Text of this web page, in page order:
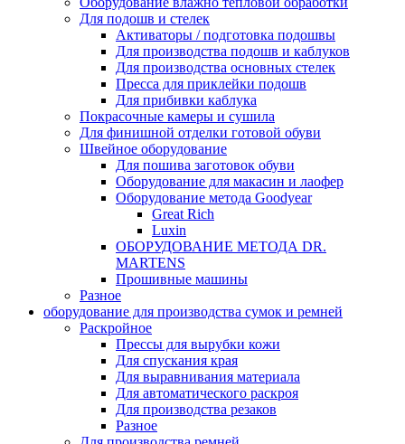
Для подошв и стелек
Активаторы / подготовка подошвы
Для производства подошв и каблуков
Для производства основных стелек
Пресса для приклейки подошв
Для прибивки каблука
Покрасочные камеры и сушила
Для финишной отделки готовой обуви
Швейное оборудование
Для пошива заготовок обуви
Оборудование для макасин и лаофер
Оборудование метода Goodyear
Great Rich
Luxin
ОБОРУДОВАНИЕ МЕТОДА DR.
MARTENS
Прошивные машины
Разное
оборудование для производства сумок и ремней
Раскройное
Прессы для вырубки кожи
Для спускания края
Для выравнивания материала
Для автоматического раскроя
Для производства резаков
Разное